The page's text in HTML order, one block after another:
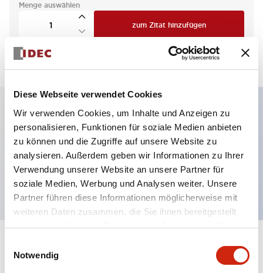
Diese Webseite verwendet Cookies
Wir verwenden Cookies, um Inhalte und Anzeigen zu
personalisieren, Funktionen für soziale Medien anbieten
zu können und die Zugriffe auf unsere Website zu
analysieren. Außerdem geben wir Informationen zu Ihrer
Verwendung unserer Website an unsere Partner für
soziale Medien, Werbung und Analysen weiter. Unsere
Partner führen diese Informationen möglicherweise mit
weiteren Daten zusammen, die Sie ihnen bereitgestellt
haben oder die sie im Rahmen Ihrer Nutzung der Dienste
Notwendig
Menge auswählen
zum Zitat hinzufügen
Hauptmerkmale
UV-Schutzfolie für 7 Display, 5 Stück
182,4 x 124,4 mm, 0,153 mm Dicke
Spezifikationen Alle erweitern+